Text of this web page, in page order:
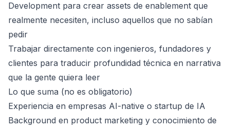
Development para crear assets de enablement que
realmente necesiten, incluso aquellos que no sabían
pedir
Trabajar directamente con ingenieros, fundadores y
clientes para traducir profundidad técnica en narrativa
que la gente quiera leer
Lo que suma (no es obligatorio)
Experiencia en empresas AI-native o startup de IA
Background en product marketing y conocimiento de